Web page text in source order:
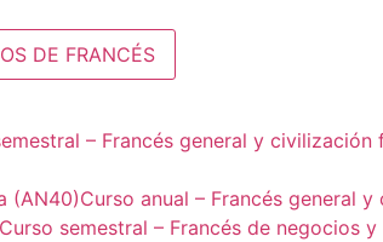
DE FRANCÉS
– Francés general y civilización
(AN40)Curso anual – Francés general
Curso semestral – Francés de negocios